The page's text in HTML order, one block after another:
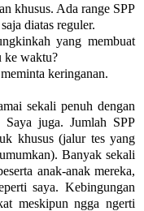
khusus. Ada range SPP
diatas reguler.
yang membuat
ke waktu?
keringanan.
sekali penuh dengan
Saya juga. Jumlah SPP
khusus (jalur tes yang
Banyak sekali
anak-anak mereka,
saya. Kebingungan
meskipun ngga ngerti